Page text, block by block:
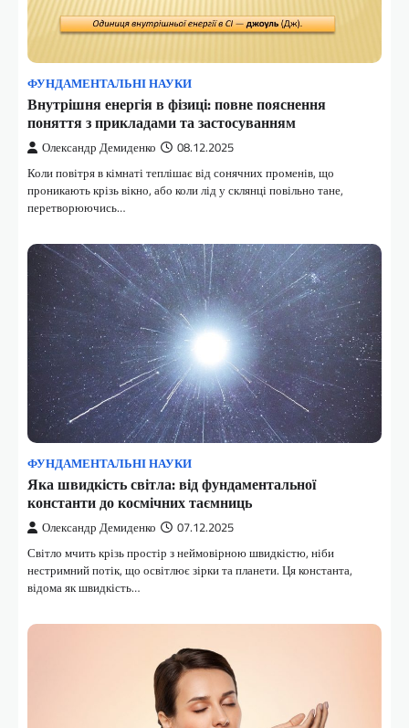
ФУНДАМЕНТАЛЬНІ НАУКИ
Внутрішня енергія в фізиці: повне пояснення
поняття з прикладами та застосуванням
Олександр Демиденко 08.12.2025
Коли повітря в кімнаті теплішає від сонячних променів, що
проникають крізь вікно, або коли лід у склянці повільно тане,
перетворюючись…
ФУНДАМЕНТАЛЬНІ НАУКИ
Яка швидкість світла: від фундаментальної
константи до космічних таємниць
Олександр Демиденко 07.12.2025
Світло мчить крізь простір з неймовірною швидкістю, ніби
нестримний потік, що освітлює зірки та планети. Ця константа,
відома як швидкість…